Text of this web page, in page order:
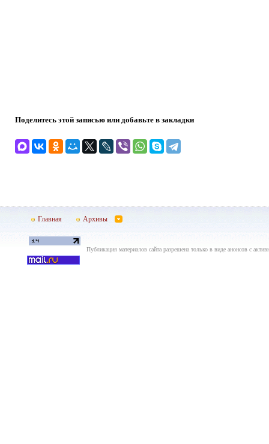
Поделитесь этой записью или добавьте в закладки
Главная Архивы
Публикация материалов сайта разрешена только в виде анонсов с